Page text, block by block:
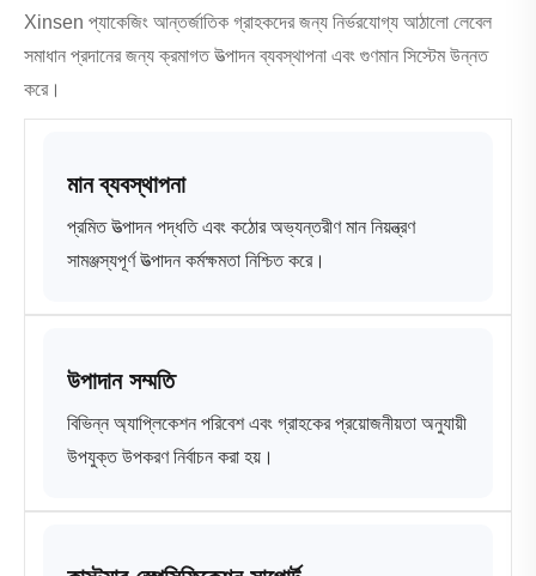
Xinsen প্যাকেজিং আন্তর্জাতিক গ্রাহকদের জন্য নির্ভরযোগ্য আঠালো লেবেল
সমাধান প্রদানের জন্য ক্রমাগত উত্পাদন ব্যবস্থাপনা এবং গুণমান সিস্টেম উন্নত
করে।
মান ব্যবস্থাপনা
প্রমিত উত্পাদন পদ্ধতি এবং কঠোর অভ্যন্তরীণ মান নিয়ন্ত্রণ
সামঞ্জস্যপূর্ণ উত্পাদন কর্মক্ষমতা নিশ্চিত করে।
উপাদান সম্মতি
বিভিন্ন অ্যাপ্লিকেশন পরিবেশ এবং গ্রাহকের প্রয়োজনীয়তা অনুযায়ী
উপযুক্ত উপকরণ নির্বাচন করা হয়।